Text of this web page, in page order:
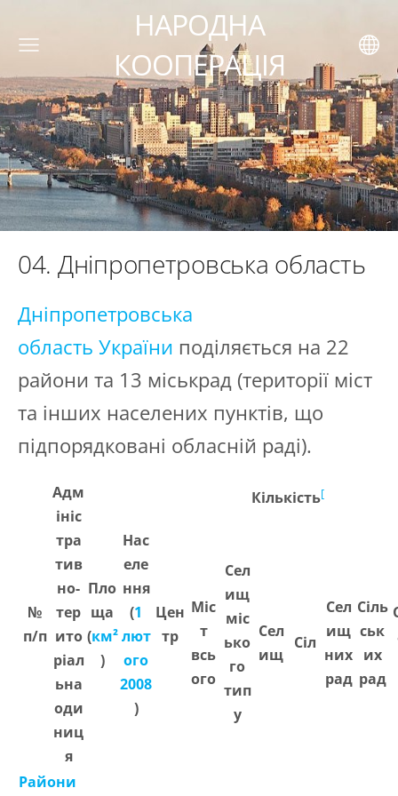
НАРОДНА
КООПЕРАЦІЯ
04. Дніпропетровська область
Дніпропетровська
область України поділяється на 22
райони та 13 міськрад (території міст
та інших населених пунктів, що
підпорядковані обласній раді).
№
п/п
Адм
ініс
тра
тив
но-
тер
ито
ріал
ьна
оди
ниц
я
Пло
ща
(км²
)
Нас
еле
ння
(1
лют
ого
2008
)
Цен
тр
Кількість[
Міс
т
всь
ого
Сел
ищ
міс
ько
го
тип
у
Сел
ищ
Сіл
Сел
ищ
них
рад
Сіль
ськ
их
рад
Райони